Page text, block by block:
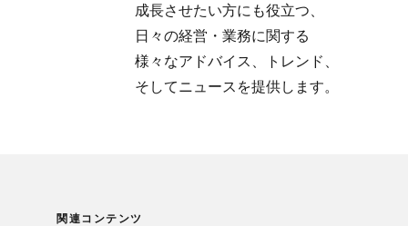
成長させたい方にも​役立つ、​
日々の​経営・業務に​関する​
様々な​アドバイス、​トレンド、​
そして​ニュースを​提供します。
関連コンテンツ